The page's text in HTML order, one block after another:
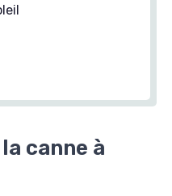
canne à